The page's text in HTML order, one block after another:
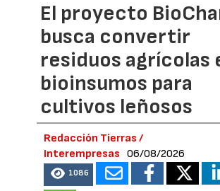
El proyecto
busca convertir
residuos agrícolas
bioinsumos para
cultivos leñosos
Redacción Tierras /
Interempresas
06/08/2026
1086